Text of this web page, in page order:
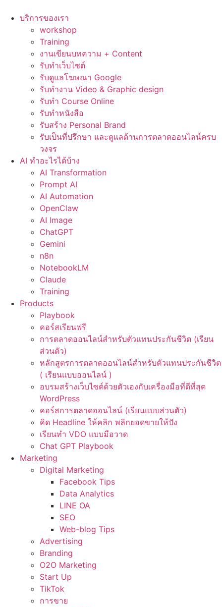
บริการของเรา
workshop
Training
งานเขียนบทความ + Content
รับทำเว็บไซต์
รับดูแลโฆษณา Google
รับทำงาน Video & Graphic design
รับทำ Course Online
รับทำหนังสือ
รับสร้าง Personal Brand
รับเป็นที่ปรึกษา และดูแลด้านการตลาดออนไลน์ครบ
วงจร
AI ทำอะไรได้บ้าง
AI Transformation
Prompt AI
AI Automation
OpenClaw
AI Image
ChatGPT
Gemini
n8n
NotebookLM
Claude
Training
Products
Playbook
คอร์สเรียนฟรี
การตลาดออนไลน์สำหรับตัวแทนประกันชีวิต (เรียน
ส่วนตัว)
หลักสูตรการตลาดออนไลน์สำหรับตัวแทนประกันชีวิต
( เรียนแบบออนไลน์ )
อบรมสร้างเว็บไซต์ด้วยตัวเองกับเครื่องมือที่ดีที่สุด
WordPress
คอร์สการตลาดออนไลน์ (เรียนแบบส่วนตัว)
คิด Headline ให้คลิก พลิกยอดขายให้ปัง
เรียนทำ VDO แบบมือวาด
Chat GPT Playbook
Marketing
Digital Marketing
Facebook Tips
Data Analytics
LINE OA
SEO
Web-blog Tips
Advertising
Branding
O2O Marketing
Start Up
TikTok
การขาย